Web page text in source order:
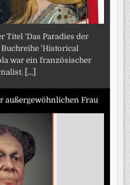
Titel 'Das Paradies der
Buchreihe 'Historical
war ein französischer
[...]
außergewöhnlichen Frau